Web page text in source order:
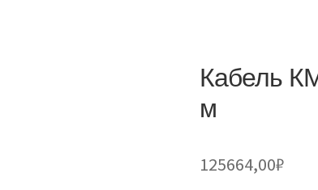
Кабель
м
125664,00₽